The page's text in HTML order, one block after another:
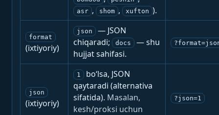
asr , shom , xufton ).
format
(ixtiyoriy)
json
— JSON
chiqaradi;
docs
— shu
hujjat sahifasi.
json
(ixtiyoriy)
1
bo‘lsa, JSON
qaytaradi (alternativa
sifatida). Masalan,
kesh/proksi uchun
?json=1